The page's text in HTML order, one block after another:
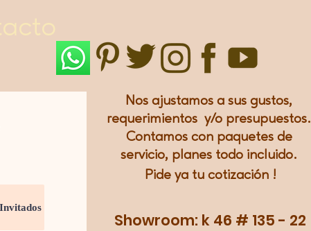
Nos ajustamos a sus gustos,
requerimientos y/o presupuestos.
Contamos con paquetes de
servicio, planes todo incluido.
Pide ya tu cotización !
Showroom: k 46 # 135 - 22